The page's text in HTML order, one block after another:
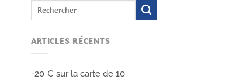
ARTICLES RÉCENTS
-20 € sur la carte de 10